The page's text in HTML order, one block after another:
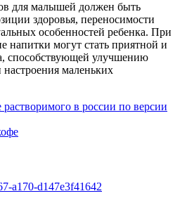
для малышей должен быть
здоровья, переносимости
особенностей ребенка. При
напитки могут стать приятной и
способствующей улучшению
маленьких
в россии по версии